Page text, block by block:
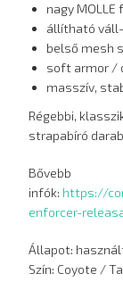
nagy
állítható
belső mesh
soft armor /
masszív,
Régebbi,
strapabíró
Bővebb
infók: https://
enforcer-
Állapot:
Szín: Coyote /